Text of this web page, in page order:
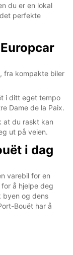
du er en lokal
perfekte
fra kompakte biler
i ditt eget tempo
Dame de la Paix.
at du raskt kan
ut på veien.
i dag
varebil for en
å hjelpe deg
byen og dens
Bouët har å